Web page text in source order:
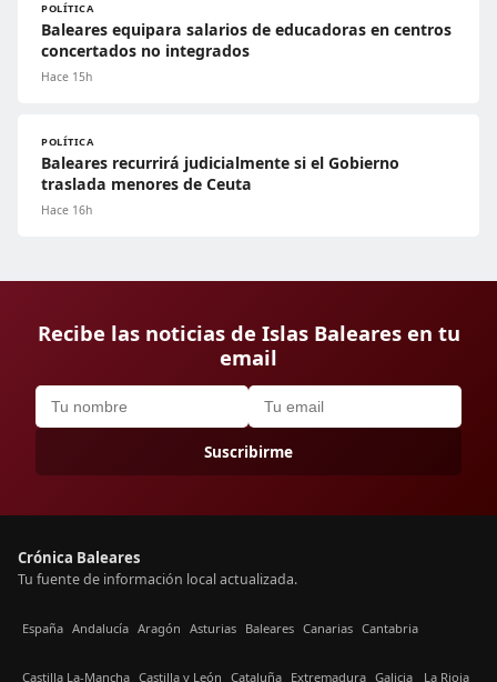
POLÍTICA
Baleares equipara salarios de educadoras en centros
concertados no integrados
Hace 15h
POLÍTICA
Baleares recurrirá judicialmente si el Gobierno
traslada menores de Ceuta
Hace 16h
Recibe las noticias de Islas Baleares en tu
email
Suscribirme
Crónica Baleares
Tu fuente de información local actualizada.
España Andalucía Aragón Asturias Baleares Canarias Cantabria
Castilla La-Mancha Castilla y León Cataluña Extremadura Galicia La Rioja